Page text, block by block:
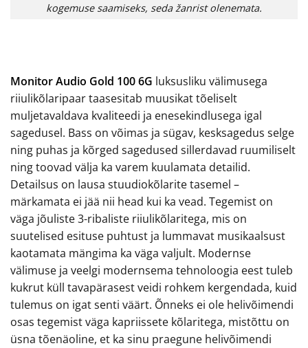
kogemuse saamiseks, seda žanrist olenemata.
Monitor Audio Gold 100 6G luksusliku välimusega
riiulikõlaripaar taasesitab muusikat tõeliselt
muljetavaldava kvaliteedi ja enesekindlusega igal
sagedusel. Bass on võimas ja sügav, kesksagedus selge
ning puhas ja kõrged sagedused sillerdavad ruumiliselt
ning toovad välja ka varem kuulamata detailid.
Detailsus on lausa stuudiokõlarite tasemel –
märkamata ei jää nii head kui ka vead. Tegemist on
väga jõuliste 3-ribaliste riiulikõlaritega, mis on
suutelised esituse puhtust ja lummavat musikaalsust
kaotamata mängima ka väga valjult. Modernse
välimuse ja veelgi modernsema tehnoloogia eest tuleb
kukrut küll tavapärasest veidi rohkem kergendada, kuid
tulemus on igat senti väärt. Õnneks ei ole helivõimendi
osas tegemist väga kapriissete kõlaritega, mistõttu on
üsna tõenäoline, et ka sinu praegune helivõimendi